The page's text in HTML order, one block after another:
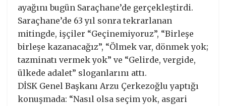
ayağını bugün Saraçhane’de gerçekleştirdi.
Saraçhane’de 63 yıl sonra tekrarlanan
mitingde, işçiler “Geçinemiyoruz”, “Birleşe
birleşe kazanacağız”, “Ölmek var, dönmek yok;
tazminatı vermek yok” ve “Gelirde, vergide,
ülkede adalet” sloganlarını attı.
DİSK Genel Başkanı Arzu Çerkezoğlu yaptığı
konuşmada: “Nasıl olsa seçim yok, asgari